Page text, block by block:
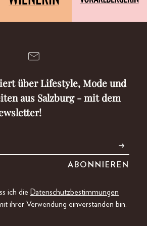
über Lifestyle, Mode und
aus Salzburg - mit dem
ich die Datenschutzbestimmungen
ihrer Verwendung einverstanden bin.